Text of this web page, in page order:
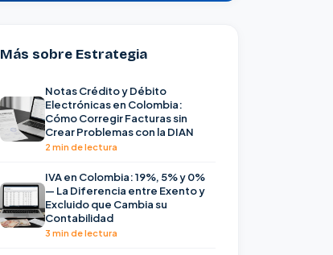
Más sobre Estrategia
Notas Crédito y Débito
Electrónicas en Colombia:
Cómo Corregir Facturas sin
Crear Problemas con la DIAN
2 min de lectura
IVA en Colombia: 19%, 5% y 0%
— La Diferencia entre Exento y
Excluido que Cambia su
Contabilidad
3 min de lectura